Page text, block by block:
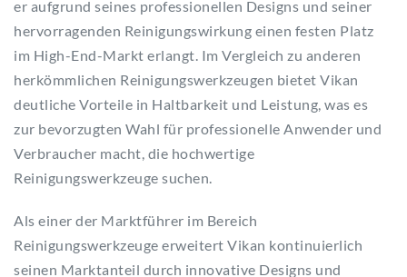
er aufgrund seines professionellen Designs und seiner
hervorragenden Reinigungswirkung einen festen Platz
im High-End-Markt erlangt. Im Vergleich zu anderen
herkömmlichen Reinigungswerkzeugen bietet Vikan
deutliche Vorteile in Haltbarkeit und Leistung, was es
zur bevorzugten Wahl für professionelle Anwender und
Verbraucher macht, die hochwertige
Reinigungswerkzeuge suchen.
Als einer der Marktführer im Bereich
Reinigungswerkzeuge erweitert Vikan kontinuierlich
seinen Marktanteil durch innovative Designs und